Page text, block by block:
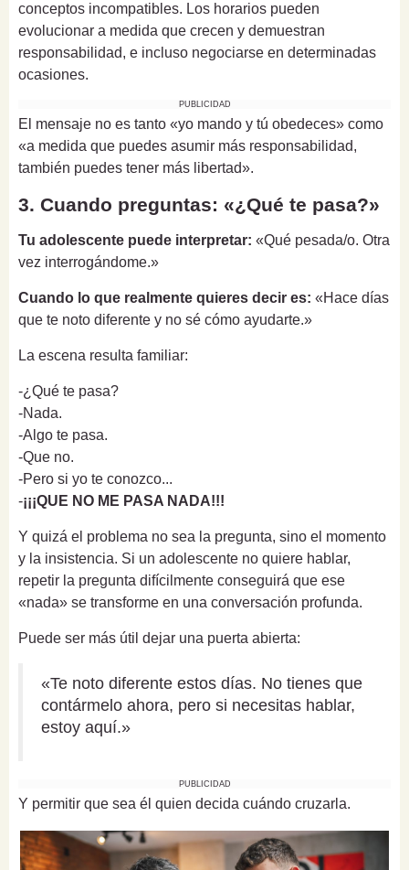
conceptos incompatibles. Los horarios pueden
evolucionar a medida que crecen y demuestran
responsabilidad, e incluso negociarse en determinadas
ocasiones.
PUBLICIDAD
El mensaje no es tanto «yo mando y tú obedeces» como
«a medida que puedes asumir más responsabilidad,
también puedes tener más libertad».
3. Cuando preguntas: «¿Qué te pasa?»
Tu adolescente puede interpretar: «Qué pesada/o. Otra
vez interrogándome.»
Cuando lo que realmente quieres decir es: «Hace días
que te noto diferente y no sé cómo ayudarte.»
La escena resulta familiar:
-¿Qué te pasa?
-Nada.
-Algo te pasa.
-Que no.
-Pero si yo te conozco...
-¡¡¡QUE NO ME PASA NADA!!!
Y quizá el problema no sea la pregunta, sino el momento
y la insistencia. Si un adolescente no quiere hablar,
repetir la pregunta difícilmente conseguirá que ese
«nada» se transforme en una conversación profunda.
Puede ser más útil dejar una puerta abierta:
«Te noto diferente estos días. No tienes que
contármelo ahora, pero si necesitas hablar,
estoy aquí.»
PUBLICIDAD
Y permitir que sea él quien decida cuándo cruzarla.